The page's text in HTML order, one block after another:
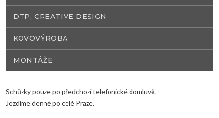
DTP, CREATIVE DESIGN
KOVOVÝROBA
MONTÁŽE
Schůzky pouze po předchozí telefonické domluvě.
Jezdíme denně po celé Praze.